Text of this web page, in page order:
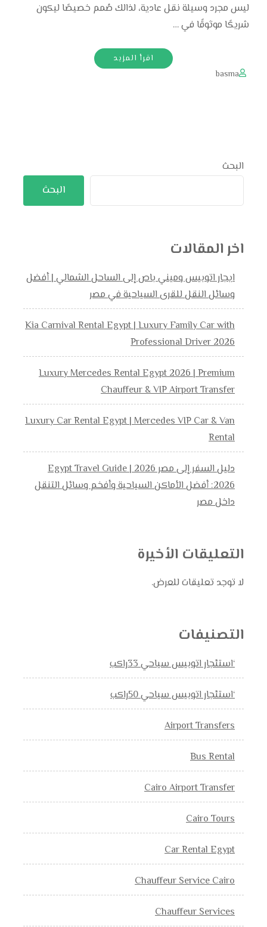
ليس مجرد وسيلة نقل عادية، لذالك صُمم خصيصًا ليكون
شريكًا موثوقًا في …
اقرأ المزيد
basma
البحث
البحث
اخر المقالات
ايجار اتوبيس وميني باص إلى الساحل الشمالي | أفضل
وسائل النقل للقرى السياحية في مصر
Kia Carnival Rental Egypt | Luxury Family Car with
Professional Driver 2026
Luxury Mercedes Rental Egypt 2026 | Premium
Chauffeur & VIP Airport Transfer
Luxury Car Rental Egypt | Mercedes VIP Car & Van
Rental
دليل السفر إلى مصر 2026 | Egypt Travel Guide
2026: أفضل الأماكن السياحية وأفخم وسائل التنقل
داخل مصر
التعليقات الأخيرة
لا توجد تعليقات للعرض.
التصنيفات
‘استئجار اتوبيس سياحي 33راكب
‘استئجار اتوبيس سياحي 50راكب
Airport Transfers
Bus Rental
Cairo Airport Transfer
Cairo Tours
Car Rental Egypt
Chauffeur Service Cairo
Chauffeur Services